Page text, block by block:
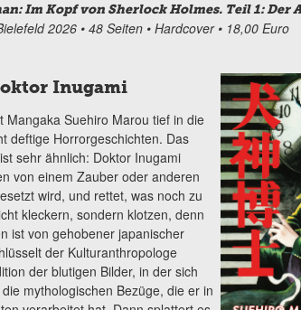
Im Kopf von Sherlock Holmes. Teil 1: Der
2026 • 48 Seiten • Hardcover • 18,00 Euro
Inugami
Mangaka Suehiro Marou tief in die
deftige Horrorgeschichten. Das
sehr ähnlich: Doktor Inugami
von einem Zauber oder anderen
wird, und rettet, was noch zu
kleckern, sondern klotzen, denn
ist von gehobener japanischer
der Kulturanthropologe
der blutigen Bilder, in der sich
mythologischen Bezüge, die er in